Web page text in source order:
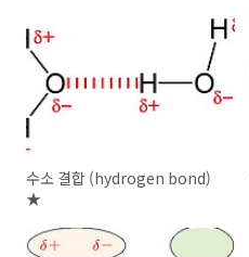
수소 결합 (hydrogen bond)
★